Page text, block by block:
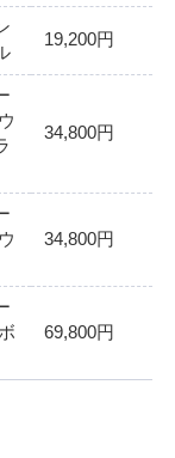
19,200円
34,800円
34,800円
69,800円